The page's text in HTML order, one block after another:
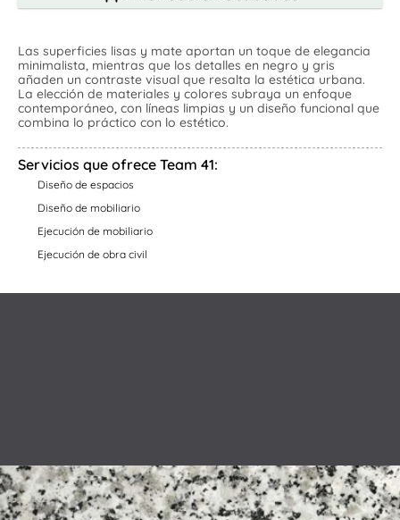
About
Las superficies lisas y mate aportan un toque de elegancia
minimalista, mientras que los detalles en negro y gris
añaden un contraste visual que resalta la estética urbana.
La elección de materiales y colores subraya un enfoque
contemporáneo, con líneas limpias y un diseño funcional que
combina lo práctico con lo estético.
Servicios que ofrece Team 41:
Diseño de espacios
Diseño de mobiliario
Ejecución de mobiliario
Ejecución de obra civil